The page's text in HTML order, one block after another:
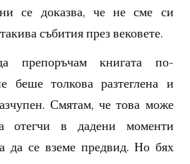
се доказва, че не сме си
събития през вековете.
книгата по-
беше толкова разтеглена и
Смятам, че това може
отегчи в дадени моменти
да се вземе предвид. Но бях